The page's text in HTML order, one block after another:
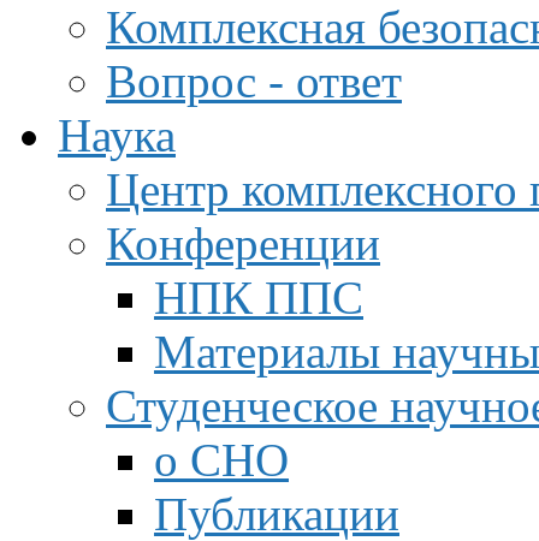
Комплексная
Вопрос - ответ
Наука
Центр
Конференции
НПК ППС
Материалы
Студенческое
о СНО
Публикации